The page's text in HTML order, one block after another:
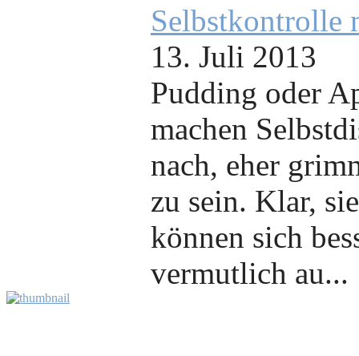
Selbstkontrolle
13. Juli 2013
Pudding oder
machen
nach, eher
zu sein. Klar,
können sich
vermutlich au...